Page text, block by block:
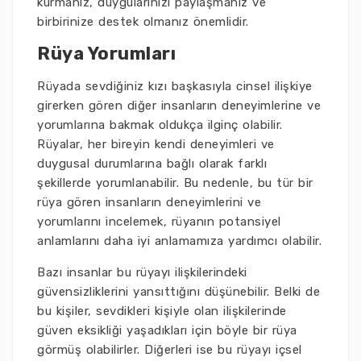
birbirinize destek olmanız önemlidir.
Rüya Yorumları
Rüyada sevdiğiniz kızı başkasıyla cinsel ilişkiye
girerken gören diğer insanların deneyimlerine ve
yorumlarına bakmak oldukça ilginç olabilir.
Rüyalar, her bireyin kendi deneyimleri ve
duygusal durumlarına bağlı olarak farklı
şekillerde yorumlanabilir. Bu nedenle, bu tür bir
rüya gören insanların deneyimlerini ve
yorumlarını incelemek, rüyanın potansiyel
anlamlarını daha iyi anlamamıza yardımcı olabilir.
Bazı insanlar bu rüyayı ilişkilerindeki
güvensizliklerini yansıttığını düşünebilir. Belki de
bu kişiler, sevdikleri kişiyle olan ilişkilerinde
güven eksikliği yaşadıkları için böyle bir rüya
görmüş olabilirler. Diğerleri ise bu rüyayı içsel